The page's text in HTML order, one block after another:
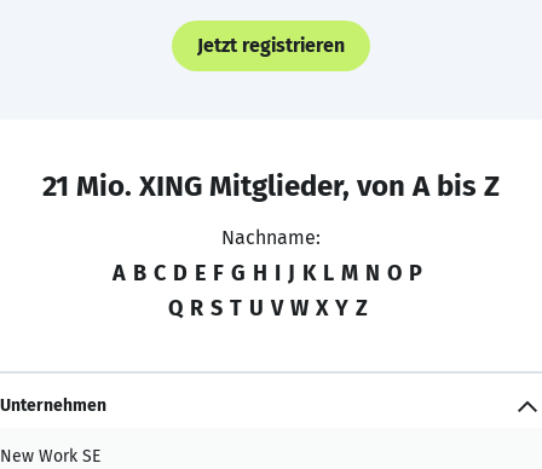
Jetzt registrieren
21 Mio. XING Mitglieder, von A bis Z
Nachname:
A B C D E F G H I J K L M N O P
Q R S T U V W X Y Z
Unternehmen
New Work SE